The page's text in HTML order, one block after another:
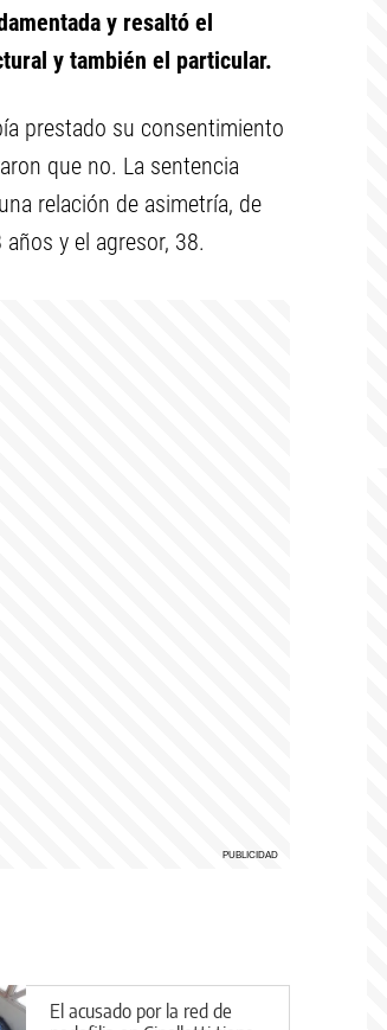
y resaltó el
y también el particular.
prestado su consentimiento
que no. La sentencia
relación de asimetría, de
y el agresor, 38.
El acusado por la red de